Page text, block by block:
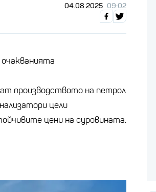
04.08.2025 09:02
производството на петрол
цели
цени на суровината.